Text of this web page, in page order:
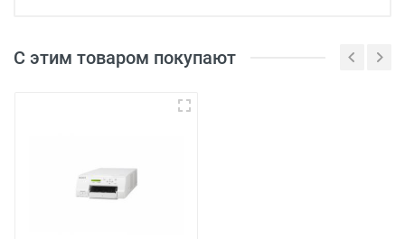
С этим товаром покупают